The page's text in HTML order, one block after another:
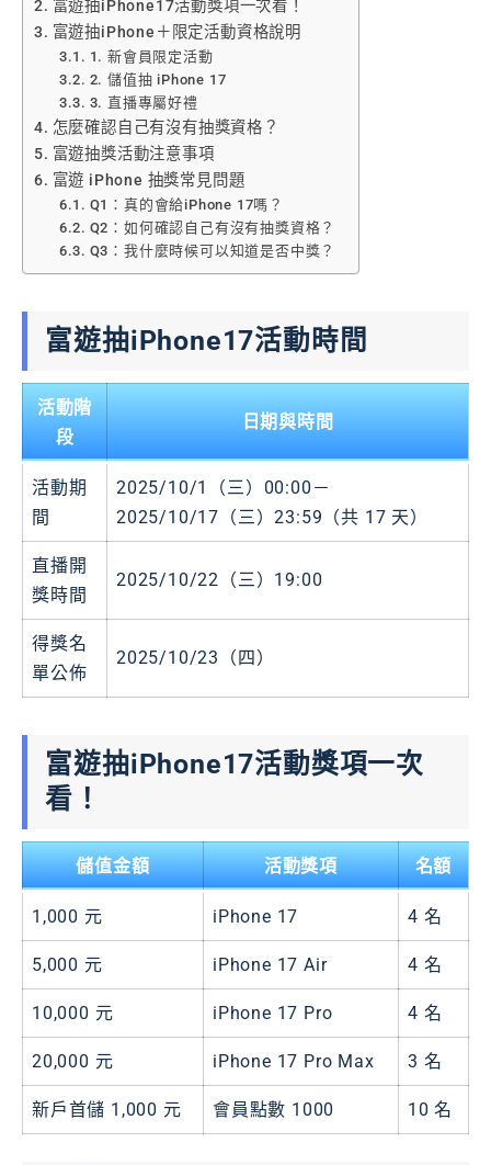
富遊抽iPhone17活動獎項一次看！
富遊抽iPhone＋限定活動資格說明
1. 新會員限定活動
2. 儲值抽 iPhone 17
3. 直播專屬好禮
怎麼確認自己有沒有抽獎資格？
富遊抽獎活動注意事項
富遊 iPhone 抽獎常見問題
Q1：真的會給iPhone 17嗎？
Q2：如何確認自己有沒有抽獎資格？
Q3：我什麼時候可以知道是否中獎？
富遊抽iPhone17活動時間
活動階
段
日期與時間
活動期
間
2025/10/1（三）00:00－
2025/10/17（三）23:59（共 17 天）
直播開
獎時間
2025/10/22（三）19:00
得獎名
單公佈
2025/10/23（四）
富遊抽iPhone17活動獎項一次
看！
儲值金額 活動獎項 名額
1,000 元 iPhone 17 4 名
5,000 元 iPhone 17 Air 4 名
10,000 元 iPhone 17 Pro 4 名
20,000 元 iPhone 17 Pro Max 3 名
新戶首儲 1,000 元 會員點數 1000 10 名